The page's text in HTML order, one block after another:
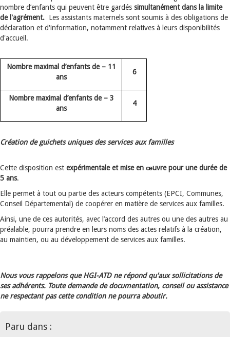
nombre d’enfants qui peuvent être gardés simultanément dans la limite
de l'agrément. Les assistants maternels sont soumis à des obligations de
déclaration et d'information, notamment relatives à leurs disponibilités
d'accueil.
Nombre maximal d’enfants de – 11
ans
6
Nombre maximal d’enfants de – 3
ans
4
Création de guichets uniques des services aux familles
Cette disposition est expérimentale et mise en œuvre pour une durée de
5 ans.
Elle permet à tout ou partie des acteurs compétents (EPCI, Communes,
Conseil Départemental) de coopérer en matière de services aux familles.
Ainsi, une de ces autorités, avec l’accord des autres ou une des autres au
préalable, pourra prendre en leurs noms des actes relatifs à la création,
au maintien, ou au développement de services aux familles.
Nous vous rappelons que HGI-ATD ne répond qu'aux sollicitations de
ses adhérents. Toute demande de documentation, conseil ou assistance
ne respectant pas cette condition ne pourra aboutir.
Paru dans :